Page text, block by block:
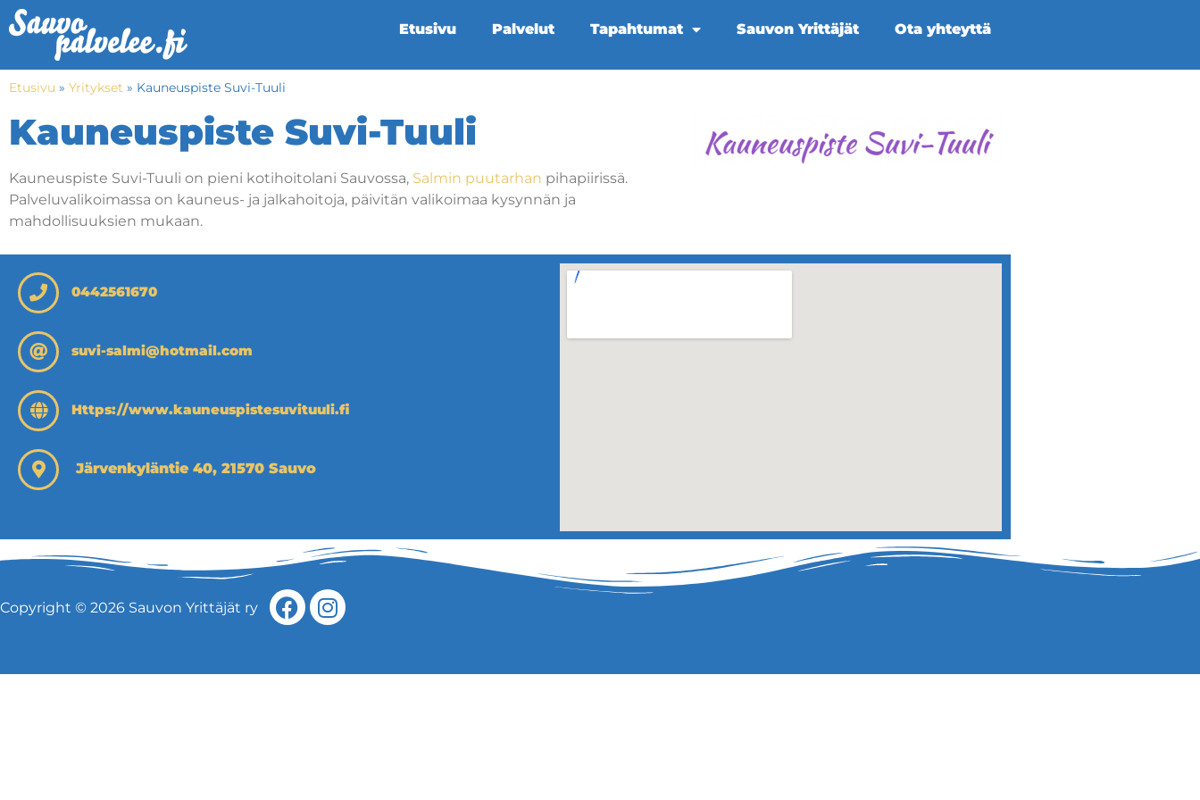
Etusivu Palvelut Tapahtumat Sauvon Yrittäjät Ota yhteyttä
Etusivu » Yritykset » Kauneuspiste Suvi-Tuuli
Kauneuspiste Suvi-Tuuli
Kauneuspiste Suvi-Tuuli on pieni kotihoitolani Sauvossa, Salmin puutarhan pihapiirissä.
Palveluvalikoimassa on kauneus- ja jalkahoitoja, päivitän valikoimaa kysynnän ja
mahdollisuuksien mukaan.
0442561670
suvi-salmi@hotmail.com
Https://www.kauneuspistesuvituuli.fi
Järvenkyläntie 40, 21570 Sauvo
Copyright © 2026 Sauvon Yrittäjät ry